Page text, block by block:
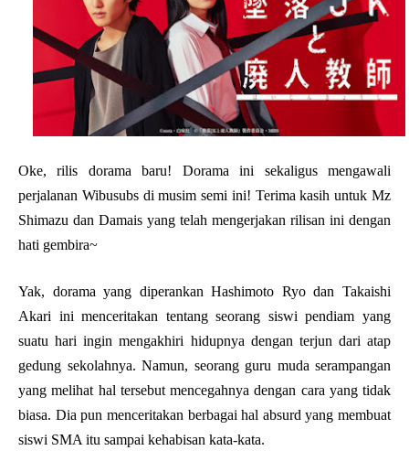
Oke, rilis dorama baru! Dorama ini sekaligus mengawali
perjalanan Wibusubs di musim semi ini! Terima kasih untuk Mz
Shimazu dan Damais yang telah mengerjakan rilisan ini dengan
hati gembira~
Yak, dorama yang diperankan Hashimoto Ryo dan Takaishi
Akari ini menceritakan tentang seorang siswi pendiam yang
suatu hari ingin mengakhiri hidupnya dengan terjun dari atap
gedung sekolahnya. Namun, seorang guru muda serampangan
yang melihat hal tersebut mencegahnya dengan cara yang tidak
biasa. Dia pun menceritakan berbagai hal absurd yang membuat
siswi SMA itu sampai kehabisan kata-kata.